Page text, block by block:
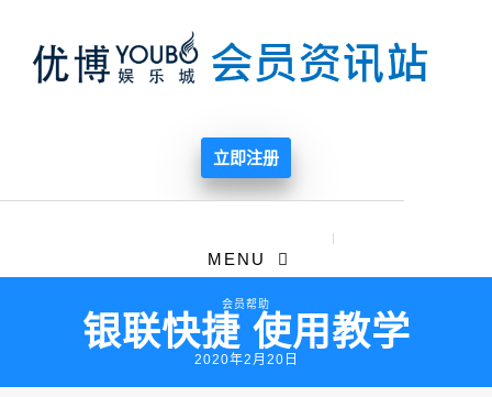
立即注册
MENU
会员帮助
银联快捷 使用教学
2020年2月20日